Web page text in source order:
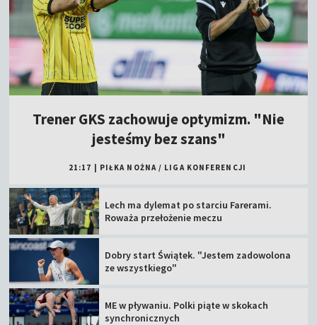
Trener GKS zachowuje optymizm. "Nie
jesteśmy bez szans"
21:17 PIŁKA NOŻNA / LIGA KONFERENCJI
Lech ma dylemat po starciu Farerami.
Roważa przełożenie meczu
Dobry start Świątek. "Jestem zadowolona
ze wszystkiego"
ME w pływaniu. Polki piąte w skokach
synchronicznych